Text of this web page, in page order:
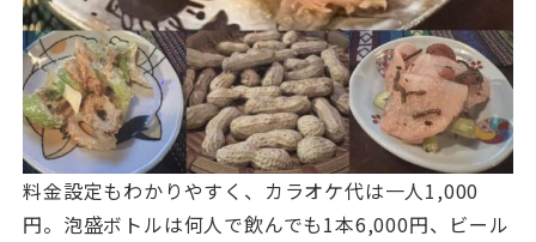
料金設定もわかりやすく、カラオケ代は一人1,000
円。泡盛ボトルは何人で飲んでも1本6,000円、ビール